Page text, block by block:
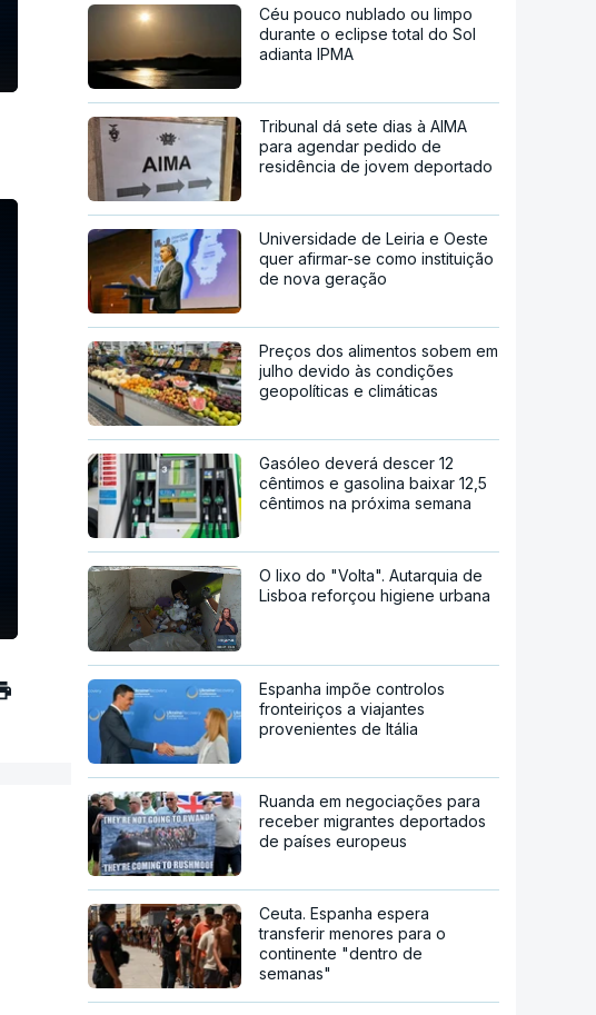
Céu pouco nublado ou limpo
durante o eclipse total do Sol
adianta IPMA
Tribunal dá sete dias à AIMA
para agendar pedido de
residência de jovem deportado
Universidade de Leiria e Oeste
quer afirmar-se como instituição
de nova geração
Preços dos alimentos sobem em
julho devido às condições
geopolíticas e climáticas
Gasóleo deverá descer 12
cêntimos e gasolina baixar 12,5
cêntimos na próxima semana
O lixo do "Volta". Autarquia de
Lisboa reforçou higiene urbana
Espanha impõe controlos
fronteiriços a viajantes
provenientes de Itália
Ruanda em negociações para
receber migrantes deportados
de países europeus
Ceuta. Espanha espera
transferir menores para o
continente "dentro de
semanas"